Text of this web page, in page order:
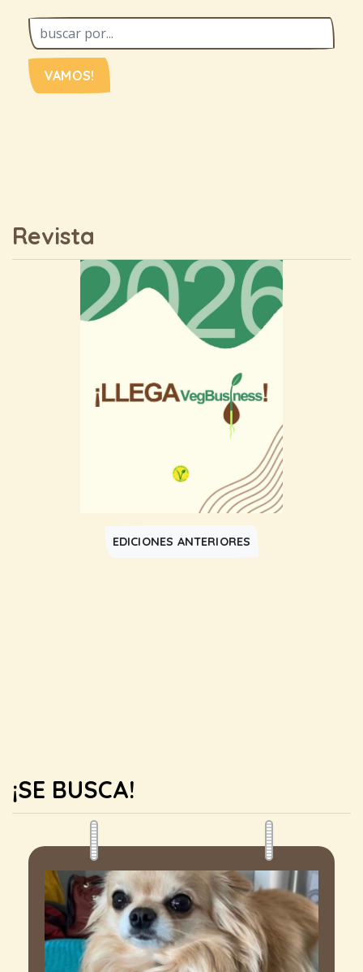
VAMOS!
Revista
EDICIONES ANTERIORES
¡SE BUSCA!